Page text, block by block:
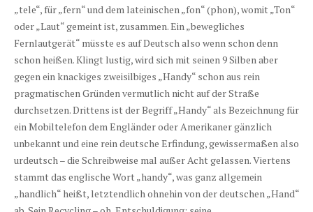
„tele“, für „fern“ und dem lateinischen „fon“ (phon), womit „Ton“
oder „Laut“ gemeint ist, zusammen. Ein „bewegliches
Fernlautgerät“ müsste es auf Deutsch also wenn schon denn
schon heißen. Klingt lustig, wird sich mit seinen 9 Silben aber
gegen ein knackiges zweisilbiges „Handy“ schon aus rein
pragmatischen Gründen vermutlich nicht auf der Straße
durchsetzen. Drittens ist der Begriff „Handy“ als Bezeichnung für
ein Mobiltelefon dem Engländer oder Amerikaner gänzlich
unbekannt und eine rein deutsche Erfindung, gewissermaßen also
urdeutsch – die Schreibweise mal außer Acht gelassen. Viertens
stammt das englische Wort „handy“, was ganz allgemein
„handlich“ heißt, letztendlich ohnehin von der deutschen „Hand“